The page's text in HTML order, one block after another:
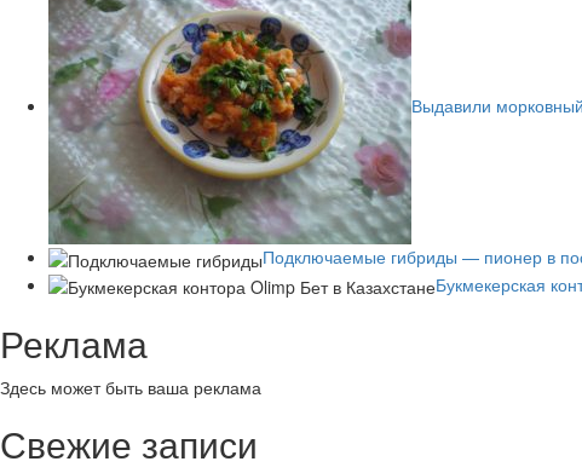
Выдавили
Подключаемые гибриды — пионер в
Букмекерская
Реклама
Здесь может быть ваша реклама
Свежие записи